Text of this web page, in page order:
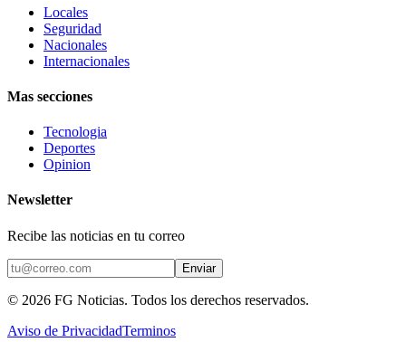
Locales
Seguridad
Nacionales
Internacionales
Mas secciones
Tecnologia
Deportes
Opinion
Newsletter
Recibe las noticias en tu correo
Enviar
© 2026 FG Noticias. Todos los derechos reservados.
Aviso de PrivacidadTerminos